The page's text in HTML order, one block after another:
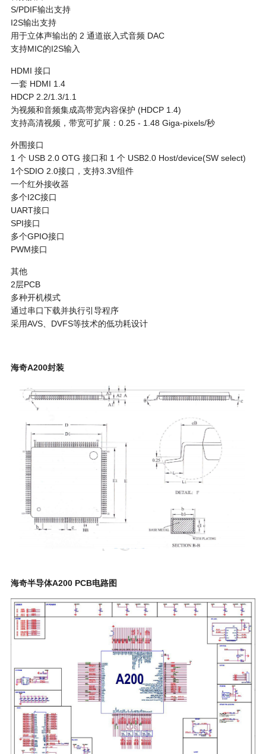
S/PDIF输出支持
I2S输出支持
用于立体声输出的 2 通道嵌入式音频 DAC
支持MIC的I2S输入
HDMI 接口
一套 HDMI 1.4
HDCP 2.2/1.3/1.1
为视频和音频集成高带宽内容保护 (HDCP 1.4)
支持高清视频，带宽可扩展：0.25 - 1.48 Giga-pixels/秒
外围接口
1 个 USB 2.0 OTG 接口和 1 个 USB2.0 Host/device(SW select)
1个SDIO 2.0接口，支持3.3V组件
一个红外接收器
多个I2C接口
UART接口
SPI接口
多个GPIO接口
PWM接口
其他
2层PCB
多种开机模式
通过串口下载并执行引导程序
采用AVS、DVFS等技术的低功耗设计
海奇A200封装
海奇半导体A200 PCB电路图